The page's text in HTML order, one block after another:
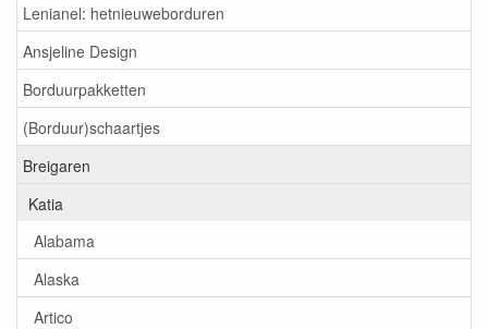
Lenianel: hetnieuweborduren
Ansjeline Design
Borduurpakketten
(Borduur)schaartjes
Breigaren
Katia
Alabama
Alaska
Artico